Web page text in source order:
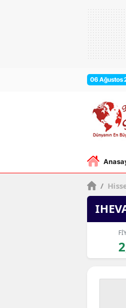
06 Ağustos
/